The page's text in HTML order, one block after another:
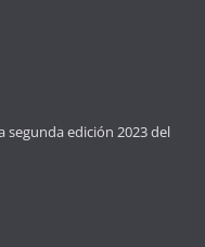
segunda edición 2023 del